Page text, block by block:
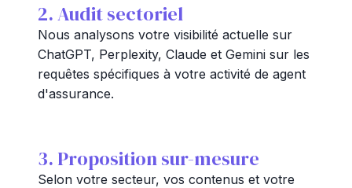
2. Audit sectoriel
Nous analysons votre visibilité actuelle sur
ChatGPT, Perplexity, Claude et Gemini sur les
requêtes spécifiques à votre activité de agent
d'assurance.
3. Proposition sur-mesure
Selon votre secteur, vos contenus et votre